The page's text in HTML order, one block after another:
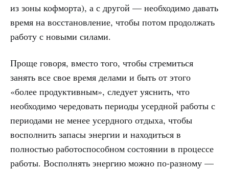
из зоны кофморта), а с другой — необходимо давать
время на восстановление, чтобы потом продолжать
работу с новыми силами.
Проще говоря, вместо того, чтобы стремиться
занять все свое время делами и быть от этого
«более продуктивным», следует уяснить, что
необходимо чередовать периоды усердной работы с
периодами не менее усердного отдыха, чтобы
восполнить запасы энергии и находиться в
полностью работоспособном состоянии в процессе
работы. Восполнять энергию можно по-разному —